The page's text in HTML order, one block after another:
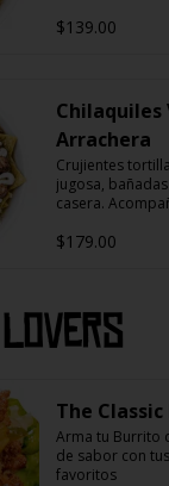
$139.00
Chilaquiles
Arrachera
Crujientes
jugosa,
casera.
$179.00
The
Arma tu Burrito
de sabor con
favoritos